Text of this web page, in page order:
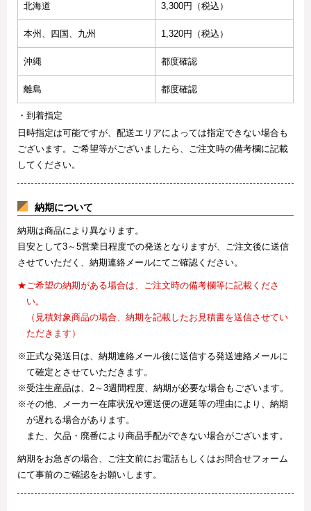
北海道 3,300円（税込）
本州、四国、九州 1,320円（税込）
沖縄 都度確認
離島 都度確認
・到着指定
日時指定は可能ですが、配送エリアによっては指定できない場合も
ございます。ご希望等がございましたら、ご注文時の備考欄に記載
してください。
納期について
納期は商品により異なります。
目安として3～5営業日程度での発送となりますが、ご注文後に送信
させていただく、納期連絡メールにてご確認ください。
★ご希望の納期がある場合は、ご注文時の備考欄等に記載くださ
い。
（見積対象商品の場合、納期を記載したお見積書を送信させてい
ただきます）
※正式な発送日は、納期連絡メール後に送信する発送連絡メールに
て確定とさせていただきます。
※受注生産品は、2～3週間程度、納期が必要な場合もございます。
※その他、メーカー在庫状況や運送便の遅延等の理由により、納期
が遅れる場合があります。
また、欠品・廃番により商品手配ができない場合がございます。
納期をお急ぎの場合、ご注文前にお電話もしくはお問合せフォーム
にて事前のご確認をお願いします。